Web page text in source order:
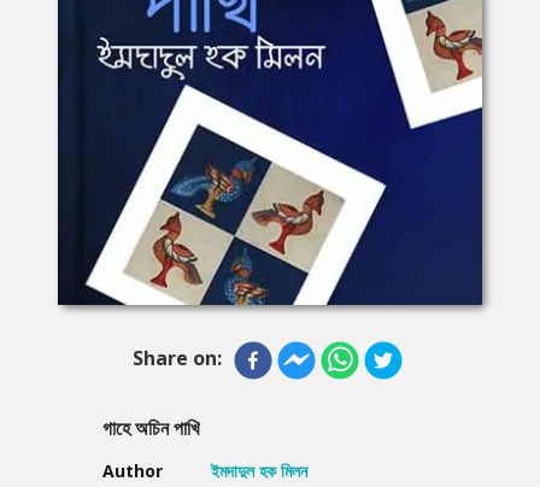
Share on:
গাহে অচিন পাখি
Author
ইমদাদুল হক মিলন